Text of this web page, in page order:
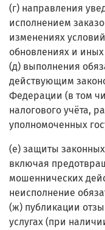
(г) направления
исполнением
изменениях
обновлениях и
(д) выполнения
действующим
Федерации (в том
налогового учёта,
уполномоченных
(е) защиты
включая
мошеннических
неисполнение
(ж) публикации
услугах (при